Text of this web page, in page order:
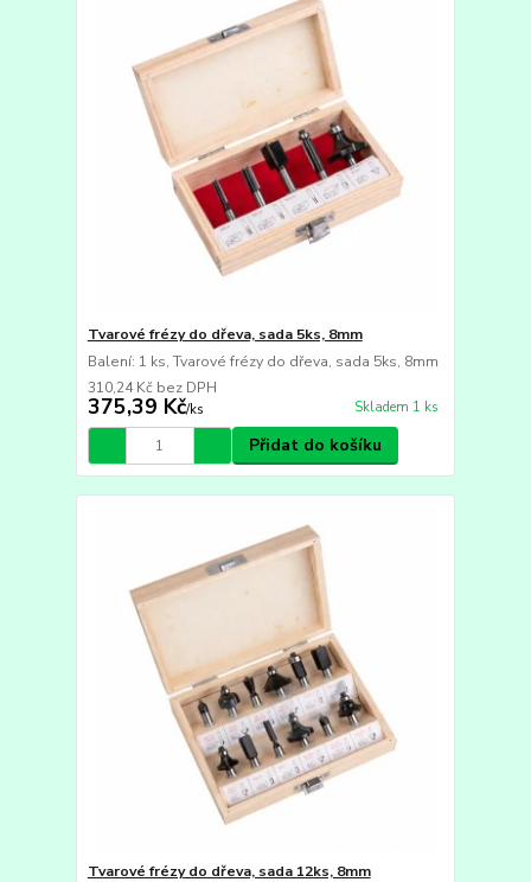
Tvarové frézy do dřeva, sada 5ks, 8mm
Balení: 1 ks, Tvarové frézy do dřeva, sada 5ks, 8mm
375,39 Kč/ks
310,24 Kč bez DPH
Skladem 1 ks
Přidat do košíku
Tvarové frézy do dřeva, sada 12ks, 8mm